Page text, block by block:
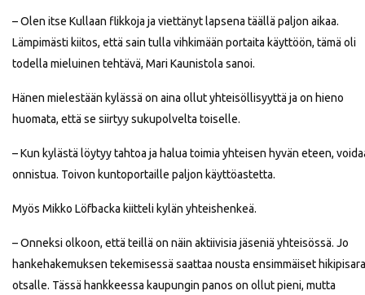
– Olen itse Kullaan flikkoja ja viettänyt lapsena täällä paljon aikaa.
Lämpimästi kiitos, että sain tulla vihkimään portaita käyttöön, tämä oli
todella mieluinen tehtävä, Mari Kaunistola sanoi.
Hänen mielestään kylässä on aina ollut yhteisöllisyyttä ja on hieno
huomata, että se siirtyy sukupolvelta toiselle.
– Kun kylästä löytyy tahtoa ja halua toimia yhteisen hyvän eteen,
onnistua. Toivon kuntoportaille paljon käyttöastetta.
Myös Mikko Löfbacka kiitteli kylän yhteishenkeä.
– Onneksi olkoon, että teillä on näin aktiivisia jäseniä yhteisössä. Jo
hankehakemuksen tekemisessä saattaa nousta ensimmäiset
otsalle. Tässä hankkeessa kaupungin panos on ollut pieni, mutta